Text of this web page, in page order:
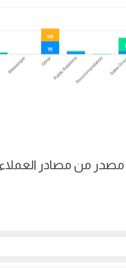
مصدر من مصادر